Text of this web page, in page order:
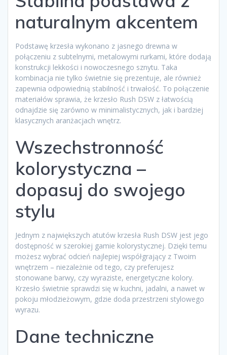
naturalnym akcentem
Podstawę krzesła wykonano z jasnego drewna w
połączeniu z subtelnymi, metalowymi rurkami, które dodają
konstrukcji lekkości i nowoczesnego sznytu. Taka
kombinacja nie tylko świetnie się prezentuje, ale również
zapewnia odpowiednią stabilność i trwałość. To połączenie
materiałów sprawia, że krzesło Rush DSW z łatwością
odnajdzie się zarówno w minimalistycznych, jak i bardziej
klasycznych aranżacjach wnętrz.
Wszechstronność
kolorystyczna –
dopasuj do swojego
stylu
Jednym z największych atutów krzesła Rush DSW jest jego
dostępność w szerokiej gamie kolorystycznej. Dzięki temu
możesz wybrać odcień najlepiej współgrający z Twoim
wnętrzem – niezależnie od tego, czy preferujesz
stonowane barwy, czy wyraziste, energetyczne kolory.
Krzesło świetnie sprawdzi się w kuchni, jadalni, a nawet w
pokoju młodzieżowym, gdzie doda przestrzeni stylowego
wyrazu.
Dane techniczne